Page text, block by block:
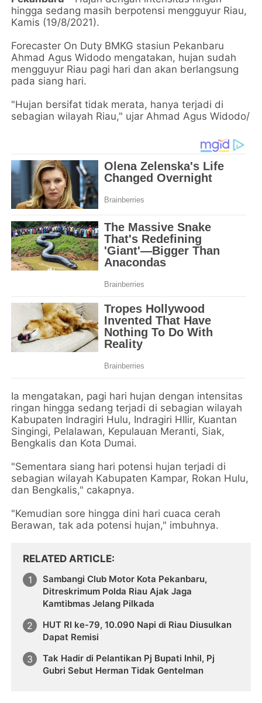
hingga sedang masih berpotensi mengguyur Riau,
Kamis (19/8/2021).
Forecaster On Duty BMKG stasiun Pekanbaru
Ahmad Agus Widodo mengatakan, hujan sudah
mengguyur Riau pagi hari dan akan berlangsung
pada siang hari.
"Hujan bersifat tidak merata, hanya terjadi di
sebagian wilayah Riau," ujar Ahmad Agus Widodo/
Ia mengatakan, pagi hari hujan dengan intensitas
ringan hingga sedang terjadi di sebagian wilayah
Kabupaten Indragiri Hulu, Indragiri HIlir, Kuantan
Singingi, Pelalawan, Kepulauan Meranti, Siak,
Bengkalis dan Kota Dumai.
"Sementara siang hari potensi hujan terjadi di
sebagian wilayah Kabupaten Kampar, Rokan Hulu,
dan Bengkalis," cakapnya.
"Kemudian sore hingga dini hari cuaca cerah
Berawan, tak ada potensi hujan," imbuhnya.
RELATED ARTICLE
Sambangi Club Motor Kota Pekanbaru,
Ditreskrimum Polda Riau Ajak Jaga
Kamtibmas Jelang Pilkada
HUT RI ke-79, 10.090 Napi di Riau Diusulkan
Dapat Remisi
Tak Hadir di Pelantikan Pj Bupati Inhil, Pj
Gubri Sebut Herman Tidak Gentelman